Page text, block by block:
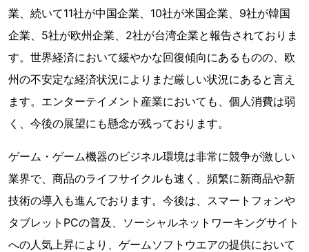
業、続いて11社が中国企業、10社が米国企業、9社が韓国
企業、5社が欧州企業、2社が台湾企業と報告されておりま
す。世界経済において緩やかな回復傾向にあるものの、欧
州の不安定な経済状況によりまだ厳しい状況にあると言え
ます。エンターテイメント産業においても、個人消費は弱
く、今後の展望にも懸念が残っております。
ゲーム・ゲーム機器のビジネル環境は非常に競争が激しい
業界で、商品のライフサイクルも速く、頻繁に新商品や新
技術の導入も進んでおります。今後は、スマートフォンや
タブレットPCの普及、ソーシャルネットワーキングサイト
への人気上昇により、ゲームソフトウエアの提供において